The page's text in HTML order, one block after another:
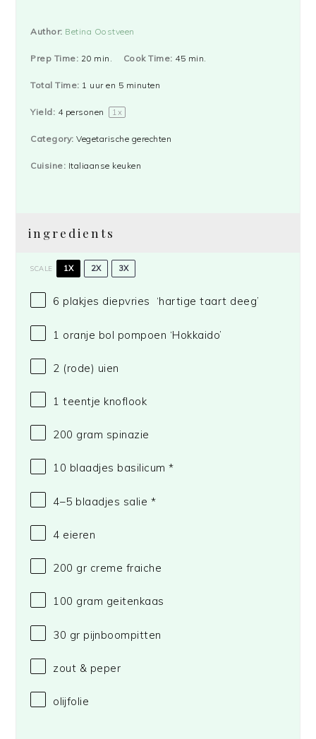
Author: Betina Oostveen
Prep Time: 20 min. Cook Time: 45 min.
Total Time: 1 uur en 5 minuten
Yield: 4personen 1x
Category: Vegetarische gerechten
Cuisine: Italiaanse keuken
ingredients
SCALE 1X 2X 3X
6 plakjes diepvries ‘hartige taart deeg’
1 oranje bol pompoen ‘Hokkaido’
2 (rode) uien
1 teentje knoflook
200 gram spinazie
10 blaadjes basilicum *
4–5 blaadjes salie *
4 eieren
200 gr creme fraiche
100 gram geitenkaas
30 gr pijnboompitten
zout & peper
olijfolie